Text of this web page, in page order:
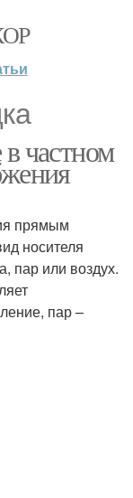
частном
прямым
носителя
пар или воздух.
пар –